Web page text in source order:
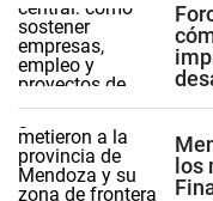
los